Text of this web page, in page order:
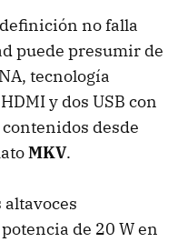
no falla
puede presumir de
, tecnología
HDMIy dos USB con
desde
MKV.
de 20 W en